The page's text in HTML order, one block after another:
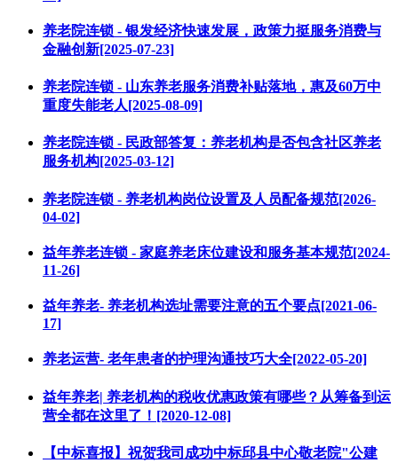
养老院连锁 - 银发经济快速发展，政策力挺服务消费与
金融创新[2025-07-23]
养老院连锁 - 山东养老服务消费补贴落地，惠及60万中
重度失能老人[2025-08-09]
养老院连锁 - 民政部答复：养老机构是否包含社区养老
服务机构[2025-03-12]
养老院连锁 - 养老机构岗位设置及人员配备规范[2026-
04-02]
益年养老连锁 - 家庭养老床位建设和服务基本规范[2024-
11-26]
益年养老- 养老机构选址需要注意的五个要点[2021-06-
17]
养老运营- 老年患者的护理沟通技巧大全[2022-05-20]
益年养老| 养老机构的税收优惠政策有哪些？从筹备到运
营全都在这里了！[2020-12-08]
【中标喜报】祝贺我司成功中标邱县中心敬老院"公建